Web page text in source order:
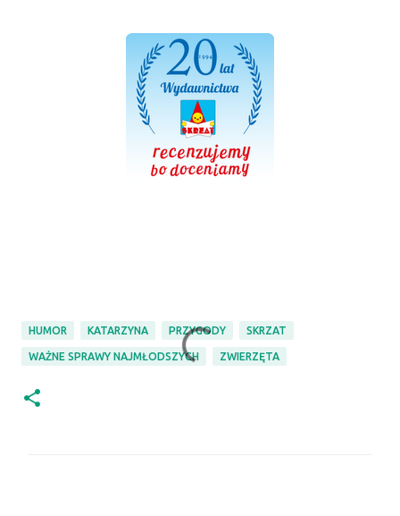
HUMOR KATARZYNA PRZYGODY SKRZAT
WAŻNE SPRAWY NAJMŁODSZYCH ZWIERZĘTA